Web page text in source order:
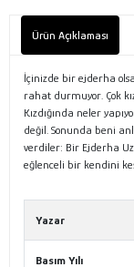
Ürün Açıklaması
İçinizde bir ejderha
rahat durmuyor. Çok
Kızdığında neler
değil. Sonunda beni
verdiler: Bir Ejderha
eğlenceli bir kendini
Yazar
Basım Yılı